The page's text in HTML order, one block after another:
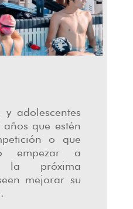
adolescentes
que estén
o que
empezar a
la próxima
mejorar su